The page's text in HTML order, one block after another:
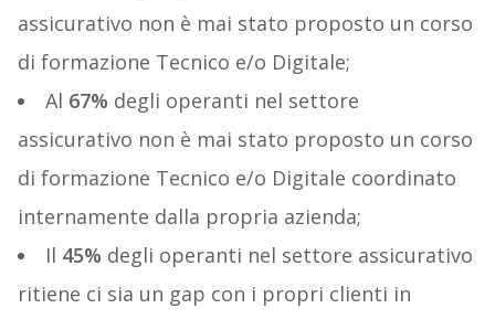
assicurativo non è mai stato proposto un corso
di formazione Tecnico e/o Digitale;
Al 67% degli operanti nel settore
assicurativo non è mai stato proposto un corso
di formazione Tecnico e/o Digitale coordinato
internamente dalla propria azienda;
Il 45% degli operanti nel settore assicurativo
ritiene ci sia un gap con i propri clienti in